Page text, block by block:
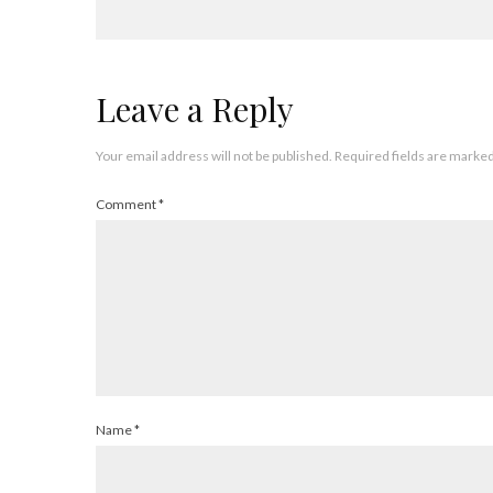
Leave a Reply
Your email address will not be published. Required fields are
Comment*
Name*